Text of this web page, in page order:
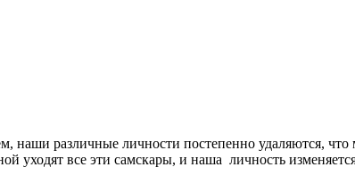
наши различные личности постепенно удаляются,
уходят все эти самскары, и наша личность